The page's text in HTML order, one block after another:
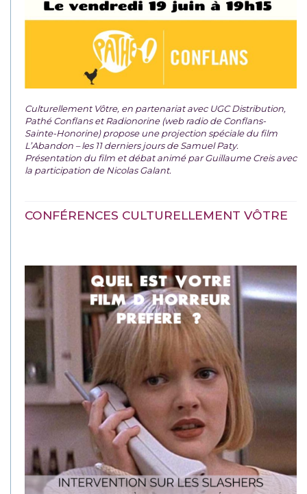
Culturellement Vôtre, en partenariat avec UGC Distribution,
Pathé Conflans et Radionorine (web radio de Conflans-
Sainte-Honorine) propose une projection spéciale du film
L’Abandon – les 11 derniers jours de Samuel Paty.
Présentation du film et débat animé par Guillaume Creis avec
la participation de Nicolas Galant.
CONFÉRENCES CULTURELLEMENT VÔTRE